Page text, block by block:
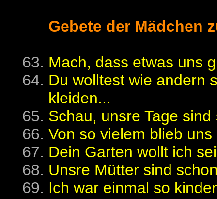
Gebete der Mädchen
Mach, dass etwas uns
Du wolltest wie andern
kleiden...
Schau, unsre Tage sind
Von so vielem blieb
Dein Garten wollt ich
Unsre Mütter sind
Ich war einmal so